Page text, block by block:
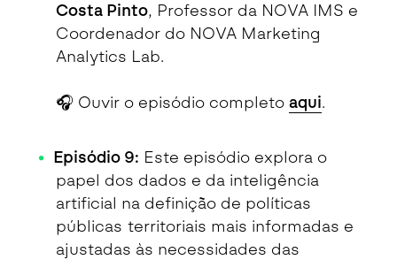
Costa Pinto, Professor da NOVA IMS e
Coordenador do NOVA Marketing
Analytics Lab.
🎧 Ouvir o episódio completo aqui.
Episódio 9: Este episódio explora o
papel dos dados e da inteligência
artificial na definição de políticas
públicas territoriais mais informadas e
ajustadas às necessidades das